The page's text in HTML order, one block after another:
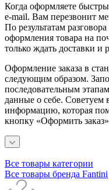
Когда оформляете
e-mail. Вам перезвонит
По результатам
оформления товара на
только ждать доставки и
Оформление заказа в
следующим образом.
последовательным
данные о себе. Советуем
информацию, которая
кнопку «Оформить
Все товары категории
Все товары бренда Fantini